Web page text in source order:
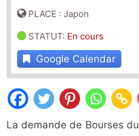
PLACE : Japon
STATUT: En cours
Google Calendar
La demande de Bourses